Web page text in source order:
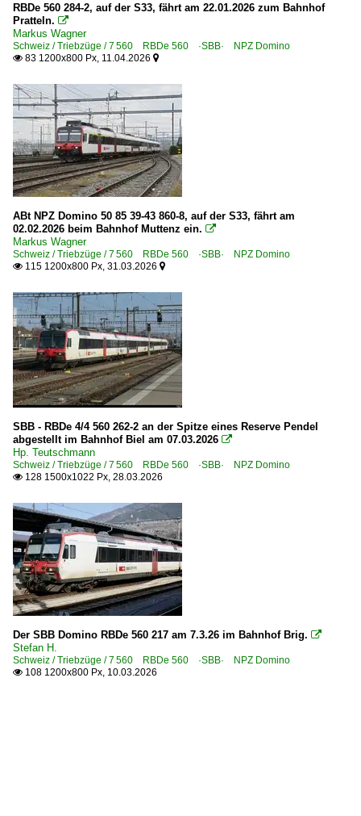
RBDe 560 284-2, auf der S33, fährt am 22.01.2026 zum Bahnhof
Pratteln. 
Markus Wagner
Schweiz / Triebzüge / 7 560 RBDe 560 ·SBB· NPZ Domino
 83 1200x800 Px, 11.04.2026 
ABt NPZ Domino 50 85 39-43 860-8, auf der S33, fährt am
02.02.2026 beim Bahnhof Muttenz ein. 
Markus Wagner
Schweiz / Triebzüge / 7 560 RBDe 560 ·SBB· NPZ Domino
 115 1200x800 Px, 31.03.2026 
SBB - RBDe 4/4 560 262-2 an der Spitze eines Reserve Pendel
abgestellt im Bahnhof Biel am 07.03.2026 
Hp. Teutschmann
Schweiz / Triebzüge / 7 560 RBDe 560 ·SBB· NPZ Domino
 128 1500x1022 Px, 28.03.2026
Der SBB Domino RBDe 560 217 am 7.3.26 im Bahnhof Brig. 
Stefan H.
Schweiz / Triebzüge / 7 560 RBDe 560 ·SBB· NPZ Domino
 108 1200x800 Px, 10.03.2026